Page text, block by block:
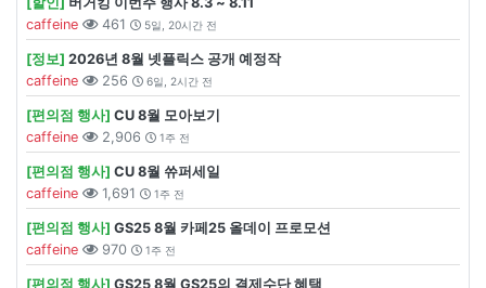
caffeine
461 5일, 20시간 전
[정보] 2026년 8월 넷플릭스 공개 예정작
caffeine
256 6일, 2시간 전
[편의점 행사] CU 8월 모아보기
caffeine
2,906 1주 전
[편의점 행사] CU 8월 쓔퍼세일
caffeine
1,691 1주 전
[편의점 행사] GS25 8월 카페25 올데이 프로모션
caffeine
970 1주 전
[편의점 행사] GS25 8월 GS25의 결제수단 혜택